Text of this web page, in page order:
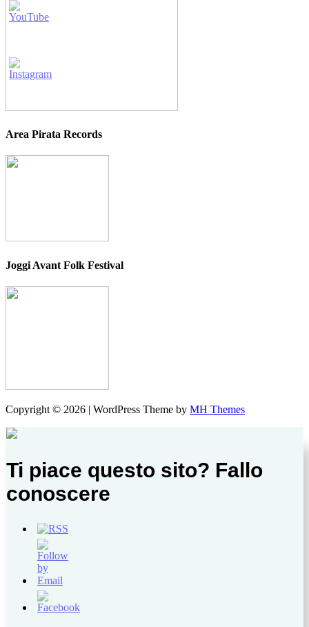
Area Pirata Records
Joggi Avant Folk Festival
Copyright © 2026 | WordPress Theme by MH Themes
Ti piace questo sito? Fallo
conoscere